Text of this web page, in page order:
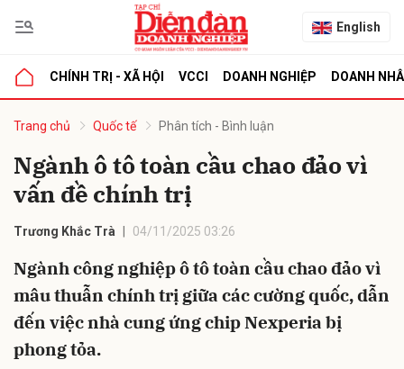
English
CHÍNH TRỊ - XÃ HỘI VCCI DOANH NGHIỆP DOANH
Trang chủ Quốc tế Phân tích - Bình luận
Ngành ô tô toàn cầu chao đảo vì
vấn đề chính trị
Trương Khắc Trà 04/11/2025 03:26
Ngành công nghiệp ô tô toàn cầu chao đảo vì
mâu thuẫn chính trị giữa các cường quốc, dẫn
đến việc nhà cung ứng chip Nexperia bị
phong tỏa.
luận
Hủy